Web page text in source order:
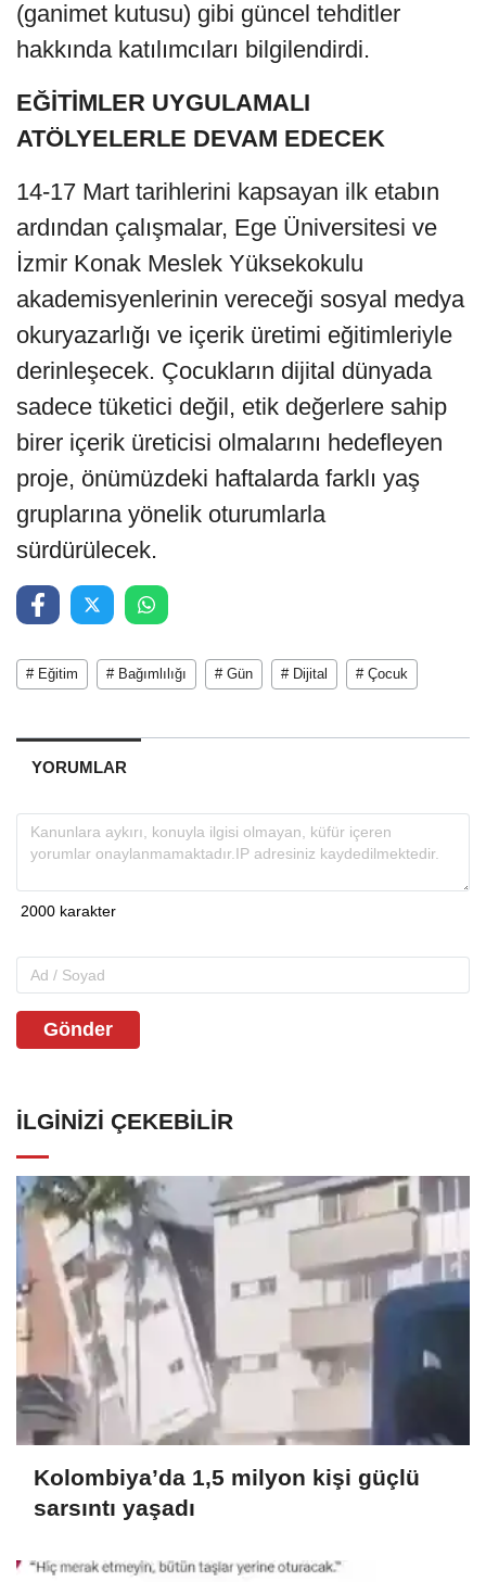
(ganimet kutusu) gibi güncel tehditler
hakkında katılımcıları bilgilendirdi.
EĞİTİMLER UYGULAMALI
ATÖLYELERLE DEVAM EDECEK
14-17 Mart tarihlerini kapsayan ilk etabın
ardından çalışmalar, Ege Üniversitesi ve
İzmir Konak Meslek Yüksekokulu
akademisyenlerinin vereceği sosyal medya
okuryazarlığı ve içerik üretimi eğitimleriyle
derinleşecek. Çocukların dijital dünyada
sadece tüketici değil, etik değerlere sahip
birer içerik üreticisi olmalarını hedefleyen
proje, önümüzdeki haftalarda farklı yaş
gruplarına yönelik oturumlarla
sürdürülecek.
# Eğitim # Bağımlılığı # Gün # Dijital # Çocuk
YORUMLAR
Gönder
İLGINIZI ÇEKEBILIR
Kolombiya’da 1,5 milyon kişi güçlü
sarsıntı yaşadı